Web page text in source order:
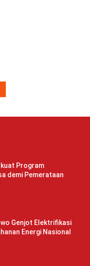
Program
demi Pemerataan
Genjot Elektrifikasi
Energi Nasional